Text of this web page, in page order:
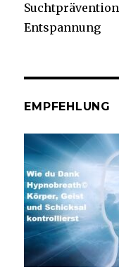
Entspannung
EMPFEHLUNG